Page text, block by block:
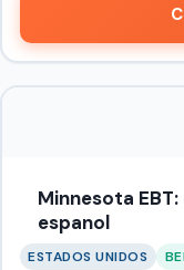
Minnesota
espanol
ESTADOS UNIDOS